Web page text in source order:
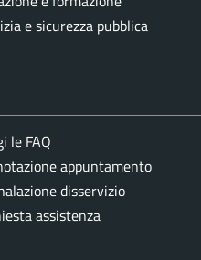
e sicurezza pubblica
le FAQ
appuntamento
disservizio
assistenza